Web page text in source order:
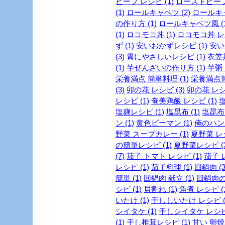
(1) ロールキャベツ (2) ロールキ
の作り方 (1) ロールキャベツ風
(1) ロコモコ丼 (1) ロコモコ丼
ず (1) 安いおかずレシピ (1) 安
(3) 胃にやさしいレシピ (1) 衣笠
(1) 芋ぜんざいの作り方 (1) 芋粥
栄養満点 簡単料理 (1) 栄養満点
(3) 卯の花 レシピ (3) 卯の花 レ
レシピ (1) 奄美鶏飯 レシピ (1)
塩麹レシピ (1) 塩昆布 (1) 塩昆
ン (1) 黄色ピーマン (1) 俺のハ
野菜 スープカレー (1) 夏野菜 レ
の簡単レシピ (1) 夏野菜レシピ
(7) 茄子 トマト レシピ (1) 茄子
レシピ (1) 茄子料理 (1) 回鍋肉
簡単 (1) 回鍋肉 献立 (1) 回鍋肉
シピ (1) 貝割れ (1) 角煮 レシピ
いたけ (1) 干ししいたけ レシピ
シイタケ (1) 干しシイタケ レシ
(1) 干し椎茸レシピ (1) 甘い 卵